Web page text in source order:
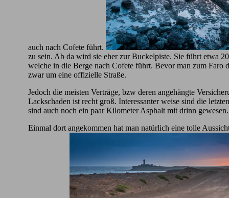
auch nach Cofete führt.
zu sein. Ab da wird sie eher zur Buckelpiste. Sie führt etwa
welche in die Berge nach Cofete führt. Bevor man zum Faro
zwar um eine offizielle Straße.
Jedoch die meisten Verträge, bzw deren angehängte
Lackschaden ist recht groß. Interessanter weise sind die
sind auch noch ein paar Kilometer Asphalt mit drinn gewesen.
Einmal dort angekommen hat man natürlich eine tolle